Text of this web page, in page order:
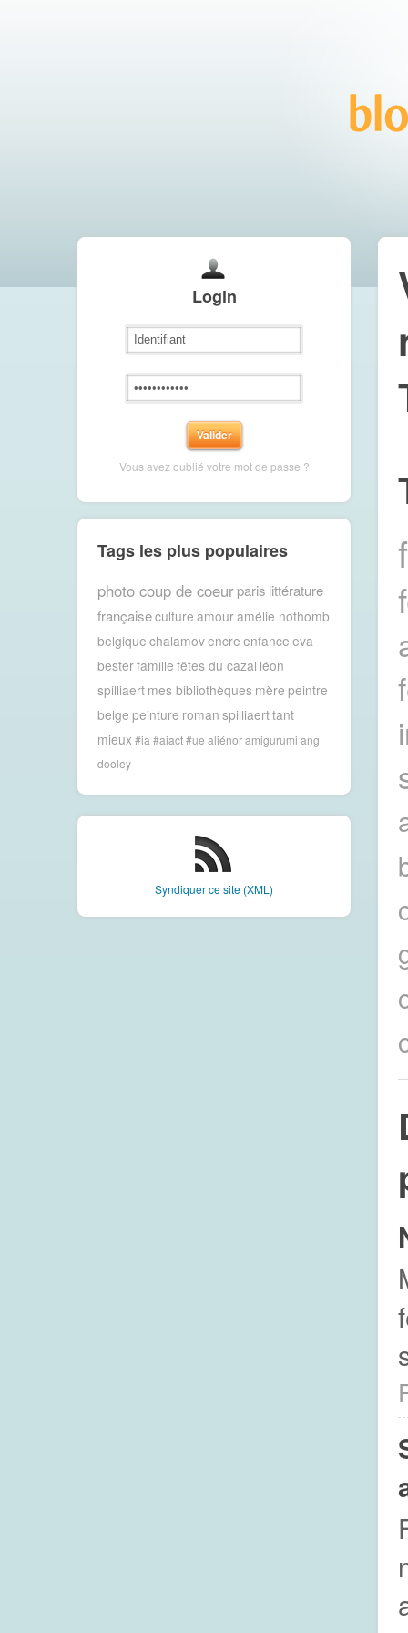
Login
Vous avez oublié votre mot de passe ?
Tags les plus populaires
photo coup de coeur paris littérature
françaiseculture amouramélie nothomb
belgique chalamovencre enfance eva
besterfamille fêtes du cazal léon
spilliaert mes bibliothèques mère peintre
belge peinture roman spilliaerttant
mieux #ia #aiact #ue aliénor amigurumi ang
dooley
Syndiquer ce site (XML)